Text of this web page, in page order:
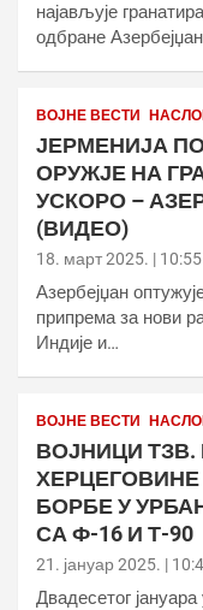
најављује
одбране
ВОЈНЕ ВЕСТИ
ЈЕРМЕНИЈА
ОРУЖЈЕ НА
УСКОРО –
(ВИДЕО)
18. март 2025. | 10:55
Азербејџан
припрема за нови
Индије и…
ВОЈНЕ ВЕСТИ
ВОЈНИЦИ
ХЕРЦЕГОВИНЕ
БОРБЕ У
СА Ф-16 И Т-90
21. јануар 2025. |
Двадесетог